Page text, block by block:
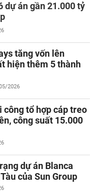
dự án gần 21.000 tỷ
tăng vốn lên
hiện thêm 5 thành
2026
công tổ hợp cáp treo
công suất 15.000
dự án Blanca
của Sun Group